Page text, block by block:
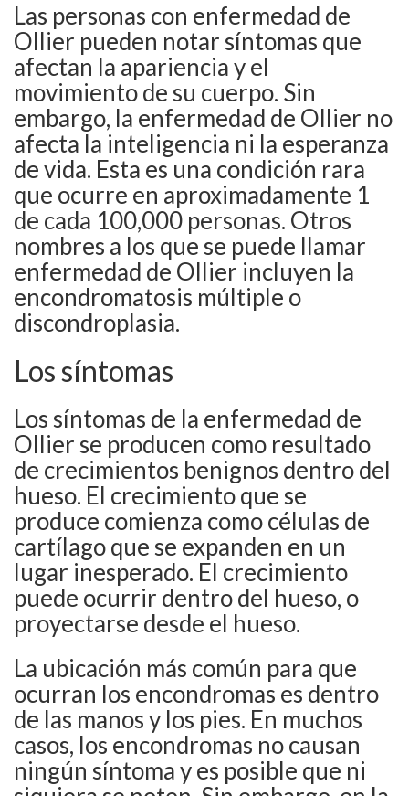
Las personas con enfermedad de
Ollier pueden notar síntomas que
afectan la apariencia y el
movimiento de su cuerpo. Sin
embargo, la enfermedad de Ollier no
afecta la inteligencia ni la esperanza
de vida. Esta es una condición rara
que ocurre en aproximadamente 1
de cada 100,000 personas. Otros
nombres a los que se puede llamar
enfermedad de Ollier incluyen la
encondromatosis múltiple o
discondroplasia.
Los síntomas
Los síntomas de la enfermedad de
Ollier se producen como resultado
de crecimientos benignos dentro del
hueso. El crecimiento que se
produce comienza como células de
cartílago que se expanden en un
lugar inesperado. El crecimiento
puede ocurrir dentro del hueso, o
proyectarse desde el hueso.
La ubicación más común para que
ocurran los encondromas es dentro
de las manos y los pies. En muchos
casos, los encondromas no causan
ningún síntoma y es posible que ni